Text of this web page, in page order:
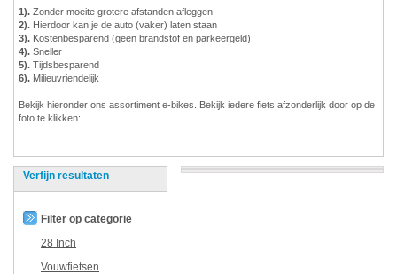
1). Zonder moeite grotere afstanden afleggen
2). Hierdoor kan je de auto (vaker) laten staan
3). Kostenbesparend (geen brandstof en parkeergeld)
4). Sneller
5). Tijdsbesparend
6). Milieuvriendelijk
Bekijk hieronder ons assortiment e-bikes. Bekijk iedere fiets afzonderlijk door op de
foto te klikken:
Verfijn resultaten
Filter op categorie
28 Inch
Vouwfietsen